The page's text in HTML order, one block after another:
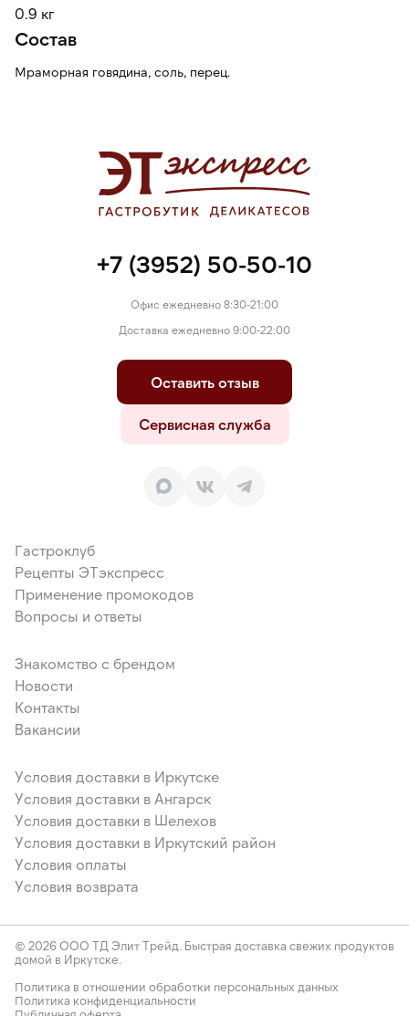
0.9 кг
Состав
Мраморная говядина, соль, перец.
+7 (3952) 50-50-10
Офис ежедневно 8:30-21:00
Доставка ежедневно 9:00-22:00
Оставить отзыв
Сервисная служба
Гастроклуб
Рецепты ЭТэкспресс
Применение промокодов
Вопросы и ответы
Знакомство с брендом
Новости
Контакты
Вакансии
Условия доставки в Иркутске
Условия доставки в Ангарск
Условия доставки в Шелехов
Условия доставки в Иркутский район
Условия оплаты
Условия возврата
© 2026 ООО ТД Элит Трейд. Быстрая доставка свежих продуктов
домой в Иркутске.
Политика в отношении обработки персональных данных
Политика конфиденциальности